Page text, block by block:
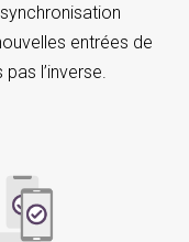
entrées de
l’inverse.